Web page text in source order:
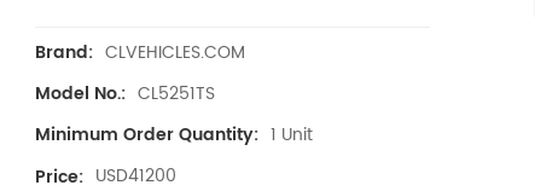
Brand: CLVEHICLES.COM
Model No.: CL5251TS
Minimum Order Quantity: 1 Unit
Price: USD41200